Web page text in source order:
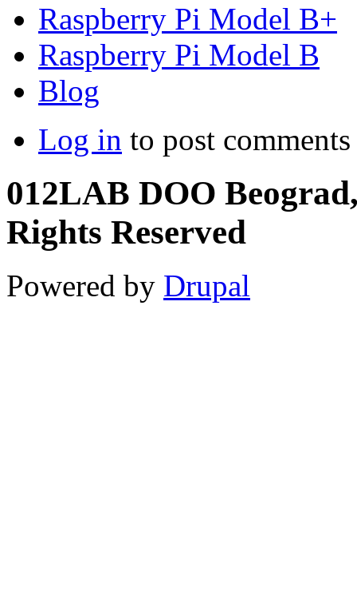
Raspberry Pi Model B+
Raspberry Pi Model B
Blog
Log in to post comments
012LAB DOO
Rights Reserved
Powered by Drupal